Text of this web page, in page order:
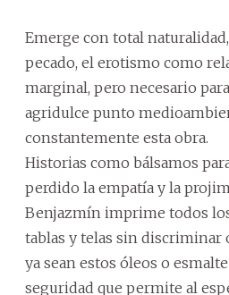
Emerge con total
pecado, el erotismo como
marginal, pero necesario
agridulce punto
constantemente esta obra.
Historias como bálsamos
perdido la empatía y la
Benjazmín imprime todos
tablas y telas sin discriminar
ya sean estos óleos o
seguridad que permite al